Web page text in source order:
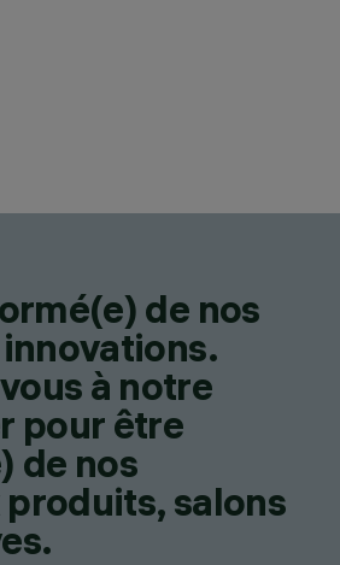
de nos
à notre
pour être
de nos
salons